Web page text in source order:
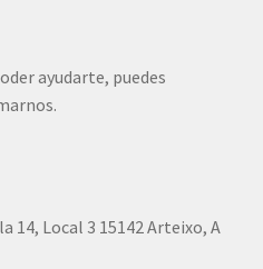
ayudarte, puedes
14, Local 3 15142 Arteixo, A